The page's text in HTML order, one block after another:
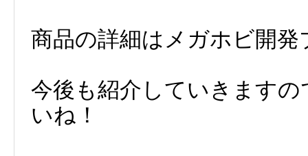
商品の詳細はメガホビ開発
今後も紹介していきます
いね！